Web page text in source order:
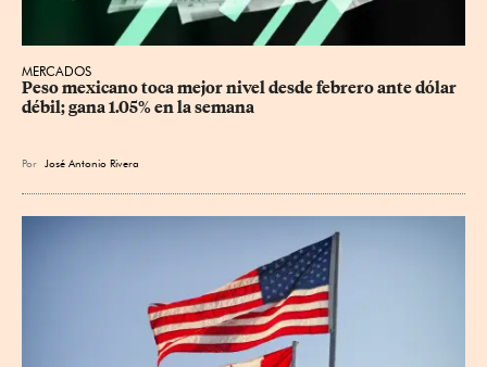
MERCADOS
Peso mexicano toca mejor nivel desde febrero ante dólar
débil; gana 1.05% en la semana
Por José Antonio Rivera